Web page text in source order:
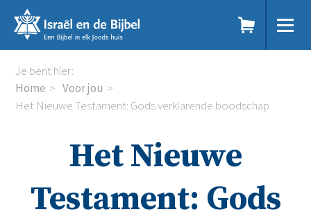
links
naar
de
inhoud
Je bent hier:
Home
Voor jou
Het Nieuwe Testament: Gods verklarende boodschap
Het Nieuwe
Testament: Gods
Doe mee
Podcast
Magazine
Digitale nieuwsbrief
Agenda